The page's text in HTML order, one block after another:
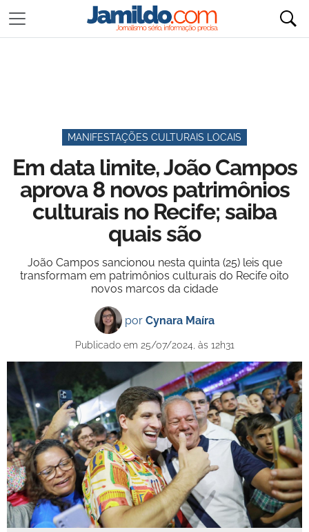
MANIFESTAÇÕES CULTURAIS LOCAIS
Em data limite, João Campos
aprova 8 novos patrimônios
culturais no Recife; saiba
quais são
João Campos sancionou nesta quinta (25) leis que
transformam em patrimônios culturais do Recife oito
novos marcos da cidade
por Cynara Maíra
Publicado em 25/07/2024, às 12h31